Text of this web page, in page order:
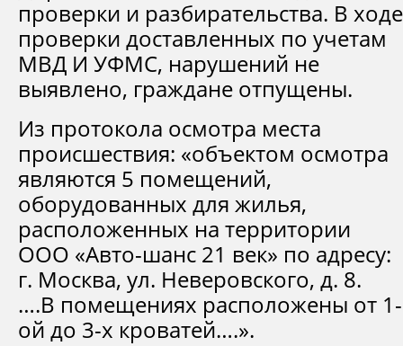
проверки и разбирательства. В ходе
проверки доставленных по учетам
МВД И УФМС, нарушений не
выявлено, граждане отпущены.
Из протокола осмотра места
происшествия: «объектом осмотра
являются 5 помещений,
оборудованных для жилья,
расположенных на территории
ООО «Авто-шанс 21 век» по адресу:
г. Москва, ул. Неверовского, д. 8.
….В помещениях расположены от 1-
ой до 3-х кроватей….».